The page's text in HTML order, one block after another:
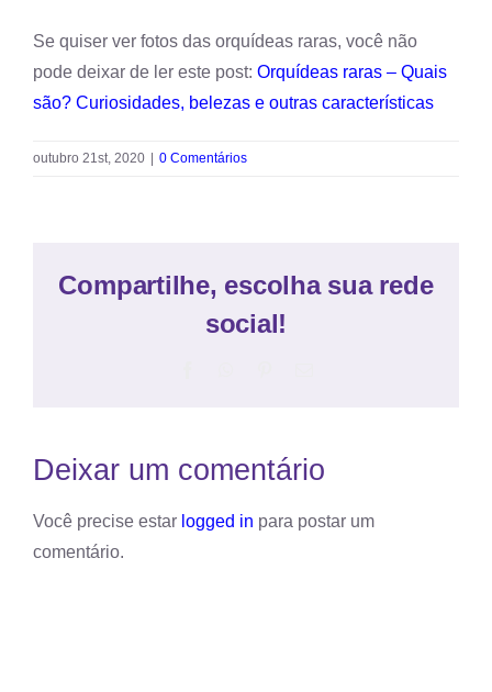
Se quiser ver fotos das orquídeas raras, você não
pode deixar de ler este post: Orquídeas raras – Quais
são? Curiosidades, belezas e outras características
outubro 21st, 2020 | 0 Comentários
Compartilhe, escolha sua rede
social!
Deixar um comentário
Você precise estar logged in para postar um
comentário.